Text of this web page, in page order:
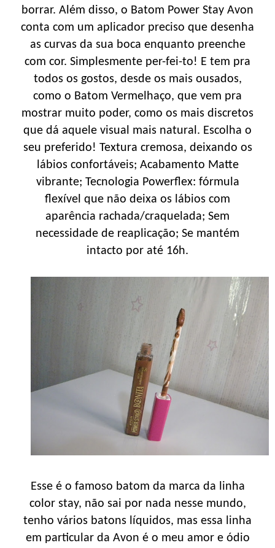
borrar. Além disso, o Batom Power Stay Avon
conta com um aplicador preciso que desenha
as curvas da sua boca enquanto preenche
com cor. Simplesmente per-fei-to! E tem pra
todos os gostos, desde os mais ousados,
como o Batom Vermelhaço, que vem pra
mostrar muito poder, como os mais discretos
que dá aquele visual mais natural. Escolha o
seu preferido! Textura cremosa, deixando os
lábios confortáveis; Acabamento Matte
vibrante; Tecnologia Powerflex: fórmula
flexível que não deixa os lábios com
aparência rachada/craquelada; Sem
necessidade de reaplicação; Se mantém
intacto por até 16h.
Esse é o famoso batom da marca da linha
color stay, não sai por nada nesse mundo,
tenho vários batons líquidos, mas essa linha
em particular da Avon é o meu amor e ódio